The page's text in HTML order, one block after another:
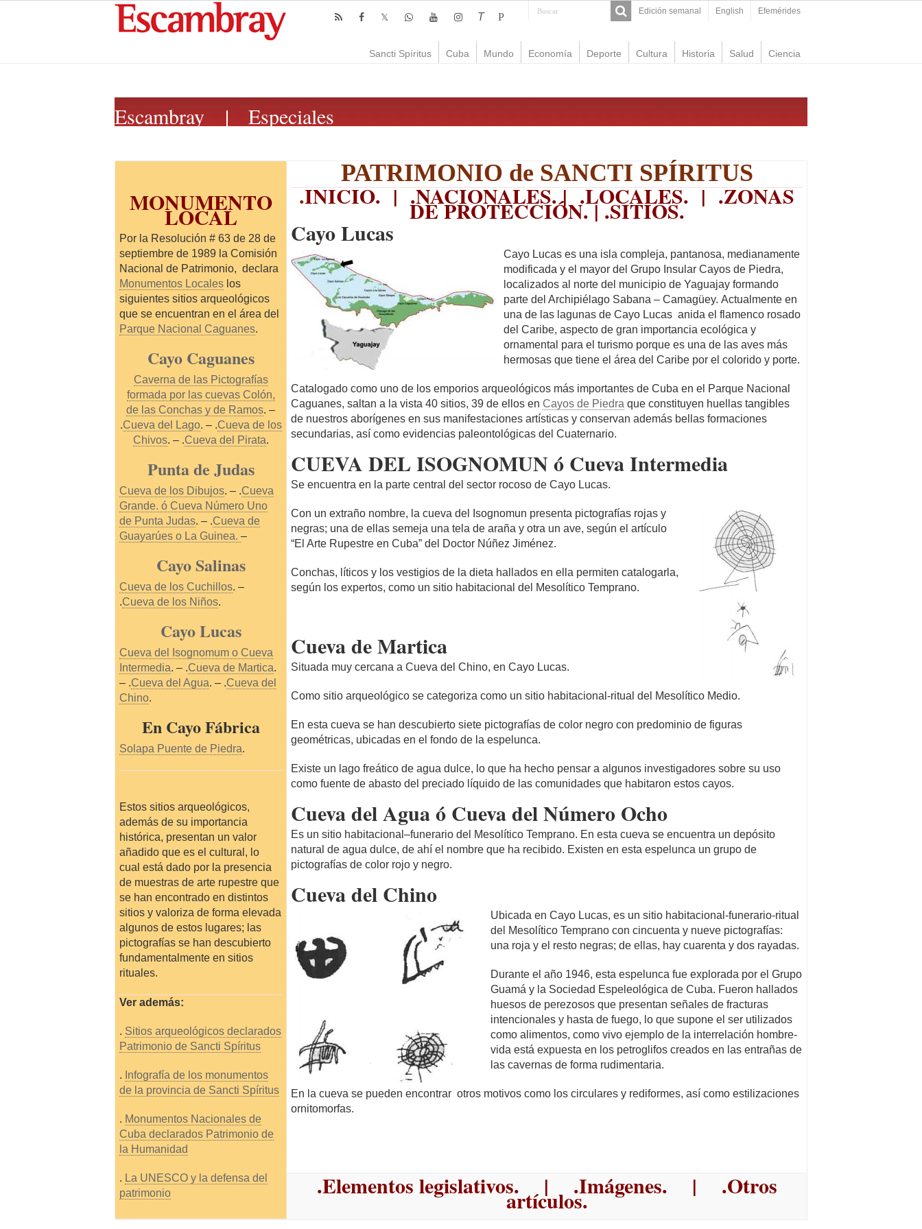
Edición semanal English Efemérides
T P
Sancti Spíritus Cuba Mundo Economía Deporte Cultura Historia Salud Ciencia
Escambray |Especiales
MONUMENTO
LOCAL
Por la Resolución # 63 de 28 de
septiembre de 1989 la Comisión
Nacional de Patrimonio, declara
Monumentos Locales los
siguientes sitios arqueológicos
que se encuentran en el área del
Parque Nacional Caguanes.
Cayo Caguanes
Caverna de las Pictografías
formada por las cuevas Colón,
de las Conchas y de Ramos. –
.Cueva del Lago. – .Cueva de los
Chivos. – .Cueva del Pirata.
Punta de Judas
Cueva de los Dibujos. – .Cueva
Grande. ó Cueva Número Uno
de Punta Judas. – .Cueva de
Guayarúes o La Guinea.–
Cayo Salinas
Cueva de los Cuchillos. –
.Cueva de los Niños.
Cayo Lucas
Cueva del Isognomum o Cueva
Intermedia. – .Cueva de Martica.
– .Cueva del Agua. – .Cueva del
Chino.
En Cayo Fábrica
Solapa Puente de Piedra.
Estos sitios arqueológicos,
además de su importancia
histórica, presentan un valor
añadido que es el cultural, lo
cual está dado por la presencia
de muestras de arte rupestre que
se han encontrado en distintos
sitios y valoriza de forma elevada
algunos de estos lugares; las
pictografías se han descubierto
fundamentalmente en sitios
rituales.
Ver además:
. Sitios arqueológicos declarados
Patrimonio de Sancti Spíritus
. Infografía de los monumentos
de la provincia de Sancti Spíritus
. Monumentos Nacionales de
Cuba declarados Patrimonio de
la Humanidad
. La UNESCO y la defensa del
patrimonio
PATRIMONIO de SANCTI SPÍRITUS
.INICIO. | .NACIONALES. | .LOCALES. | .ZONAS
DE PROTECCIÓN. | .SITIOS.
Cayo Lucas
Cayo Lucas es una isla compleja, pantanosa, medianamente
modificada y el mayor del Grupo Insular Cayos de Piedra,
localizados al norte del municipio de Yaguajay formando
parte del Archipiélago Sabana – Camagüey. Actualmente en
una de las lagunas de Cayo Lucas anida el flamenco rosado
del Caribe, aspecto de gran importancia ecológica y
ornamental para el turismo porque es una de las aves más
hermosas que tiene el área del Caribe por el colorido y porte.
Catalogado como uno de los emporios arqueológicos más importantes de Cuba en el Parque Nacional
Caguanes, saltan a la vista 40 sitios, 39 de ellos enCayos de Piedra que constituyen huellas tangibles
de nuestros aborígenes en sus manifestaciones artísticas y conservan además bellas formaciones
secundarias, así como evidencias paleontológicas del Cuaternario.
CUEVA DEL ISOGNOMUN ó Cueva Intermedia
Se encuentra en la parte central del sector rocoso de Cayo Lucas.
Con un extraño nombre, la cueva del Isognomun presenta pictografías rojas y
negras; una de ellas semeja una tela de araña y otra un ave, según el artículo
“El Arte Rupestre en Cuba” del Doctor Núñez Jiménez.
Conchas, líticos y los vestigios de la dieta hallados en ella permiten catalogarla,
según los expertos, como un sitio habitacional del Mesolítico Temprano.
Cueva de Martica
Situada muy cercana a Cueva del Chino, en Cayo Lucas.
Como sitio arqueológico se categoriza como un sitio habitacional-ritual del Mesolítico Medio.
En esta cueva se han descubierto siete pictografías de color negro con predominio de figuras
geométricas, ubicadas en el fondo de la espelunca.
Existe un lago freático de agua dulce, lo que ha hecho pensar a algunos investigadores sobre su uso
como fuente de abasto del preciado líquido de las comunidades que habitaron estos cayos.
Cueva del Agua ó Cueva del Número Ocho
Es un sitio habitacional–funerario del Mesolítico Temprano. En esta cueva se encuentra un depósito
natural de agua dulce, de ahí el nombre que ha recibido. Existen en esta espelunca un grupo de
pictografías de color rojo y negro.
Cueva del Chino
Ubicada en Cayo Lucas, es un sitio habitacional-funerario-ritual
del Mesolítico Temprano con cincuenta y nueve pictografías:
una roja y el resto negras; de ellas, hay cuarenta y dos rayadas.
Durante el año 1946, esta espelunca fue explorada por el Grupo
Guamá y la Sociedad Espeleológica de Cuba. Fueron hallados
huesos de perezosos que presentan señales de fracturas
intencionales y hasta de fuego, lo que supone el ser utilizados
como alimentos, como vivo ejemplo de la interrelación hombre-
vida está expuesta en los petroglifos creados en las entrañas de
las cavernas de forma rudimentaria.
En la cueva se pueden encontrar otros motivos como los circulares y rediformes, así como estilizaciones
ornitomorfas.
.Elementos legislativos. | .Imágenes. | .Otros
artículos.